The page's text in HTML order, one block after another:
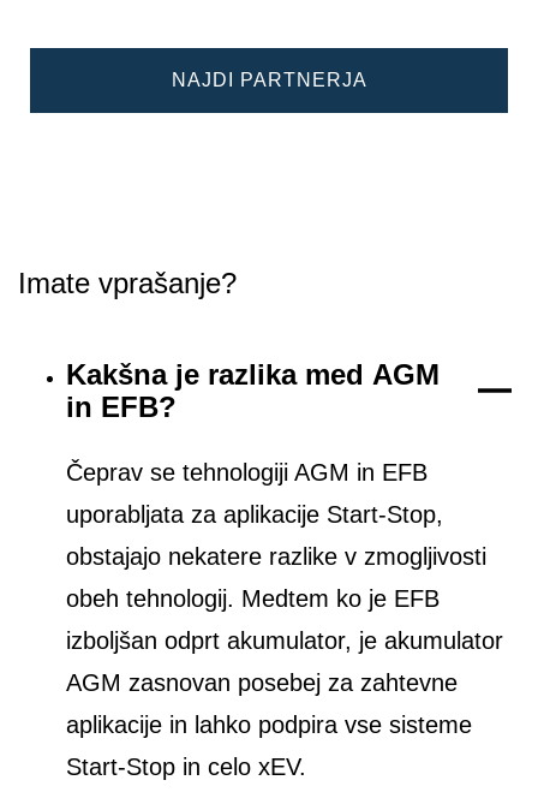
NAJDI PARTNERJA
Imate vprašanje?
Kakšna je razlika med AGM
in EFB?
Čeprav se tehnologiji AGM in EFB
uporabljata za aplikacije Start-Stop,
obstajajo nekatere razlike v zmogljivosti
obeh tehnologij. Medtem ko je EFB
izboljšan odprt akumulator, je akumulator
AGM zasnovan posebej za zahtevne
aplikacije in lahko podpira vse sisteme
Start-Stop in celo xEV.